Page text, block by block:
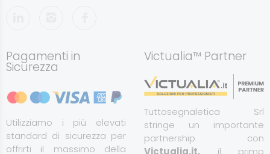
Pagamenti in
Sicurezza
Utilizziamo i più elevati
standard di sicurezza per
offrirti il massimo della
Victualia™ Partner
Tuttosegnaletica Srl
stringe un importante
partnership con
Victualia.it, il primo